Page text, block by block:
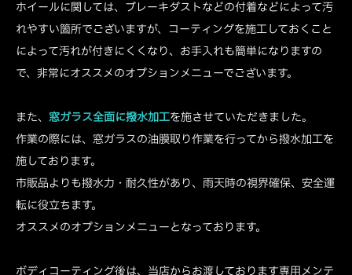
ホイールに関しては、ブレーキダストなどの付着などによって汚
れやすい箇所でございますが、コーティングを施工しておくこと
によって汚れが付きにくくなり、お手入れも簡単になりますの
で、非常にオススメのオプションメニューでございます。
また、 窓ガラス全面に撥水加工を施させていただきました。
作業の際には、窓ガラスの油膜取り作業を行ってから撥水加工を
施しております。
市販品よりも撥水力・耐久性があり、雨天時の視界確保、安全運
転に役立ちます。
オススメのオプションメニューとなっております。
ボディコーティング後は、当店からお渡しております専用メンテ